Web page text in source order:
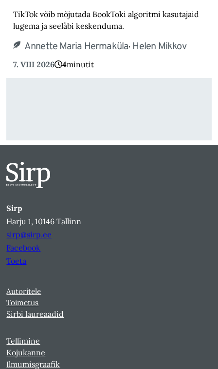
TikTok võib mõjutada BookToki algoritmi kasutajaid
lugema ja seeläbi keskenduma.‎
Annette Maria Hermaküla, Helen Mikkov
7. VIII 2026 4minutit
Sirp
Harju 1, 10146 Tallinn
sirp@sirp.ee
Facebook
Toeta
Autoritele
Toimetus
Sirbi laureaadid
Tellimine
Kojukanne
Ilmumisgraafik